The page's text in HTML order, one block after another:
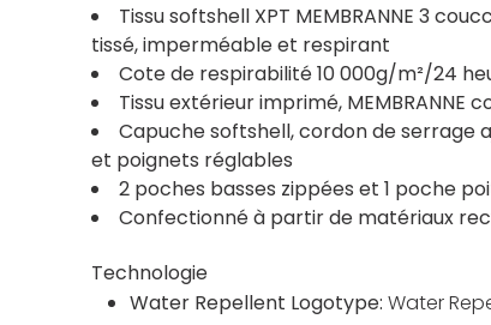
Tissu softshell XPT MEMBRANNE 3
tissé, imperméable et respirant
Cote de respirabilité 10 000g/m²/24
Tissu extérieur imprimé, MEMBRANNE
Capuche softshell, cordon de serrage
et poignets réglables
2 poches basses zippées et 1 poche
Confectionné à partir de matériaux
Technologie
Water Repellent Logotype:Water